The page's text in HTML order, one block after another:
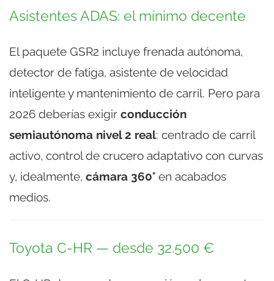
Asistentes ADAS: el mínimo decente
El paquete GSR2 incluye frenada autónoma,
detector de fatiga, asistente de velocidad
inteligente y mantenimiento de carril. Pero para
2026 deberías exigir conducción
semiautónoma nivel 2 real: centrado de carril
activo, control de crucero adaptativo con curvas
y, idealmente, cámara 360° en acabados
medios.
Toyota C-HR — desde 32.500 €